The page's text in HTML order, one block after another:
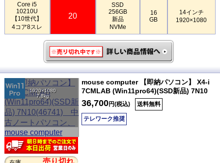
Core i5
10210U
【10世代】
4コア8スレ
20
SSD
256GB
新品
NVMe
16
GB
14インチ
1920×1080
1920×1080
7.8kg
売り切れ
mouse computer 【即納パソコン】 X4-i
7CMLAB (Win11pro64)(SSD新品) 7N10
36,700円(税込) 送料無料
テレワーク推奨